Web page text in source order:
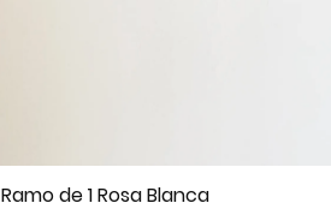
Ramo de 1 Rosa Blanca